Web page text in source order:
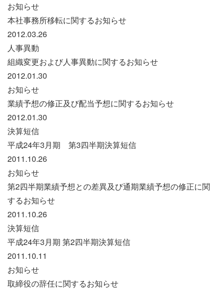
お知らせ
本社事務所移転に関するお知らせ
2012.03.26
人事異動
組織変更および人事異動に関するお知らせ
2012.01.30
お知らせ
業績予想の修正及び配当予想に関するお知らせ
2012.01.30
決算短信
平成24年3月期 第3四半期決算短信
2011.10.26
お知らせ
第2四半期業績予想との差異及び通期業績予想の修正に関
するお知らせ
2011.10.26
決算短信
平成24年3月期 第2四半期決算短信
2011.10.11
お知らせ
取締役の辞任に関するお知らせ